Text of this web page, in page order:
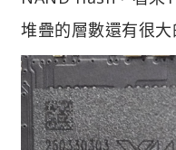
堆疊的層數還有很大